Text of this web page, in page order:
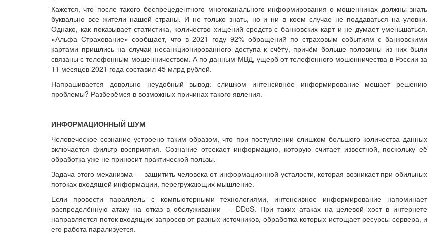
Кажется, что после такого беспрецедентного многоканального информирования о мошенниках должны знать
буквально все жители нашей страны. И не только знать, но и ни в коем случае не поддаваться на уловки.
Однако, как показывает статистика, количество хищений средств с банковских карт и не думает уменьшаться.
«Альфа Страхование» сообщает, что в 2021 году 92% обращений по страховым событиям с банковскими
картами пришлись на случаи несанкционированного доступа к счёту, причём больше половины из них были
связаны с телефонным мошенничеством. А по данным МВД, ущерб от телефонного мошенничества в России за
11 месяцев 2021 года составил 45 млрд рублей.
Напрашивается довольно неудобный вывод: слишком интенсивное информирование мешает решению
проблемы? Разберёмся в возможных причинах такого явления.
ИНФОРМАЦИОННЫЙ ШУМ
Человеческое сознание устроено таким образом, что при поступлении слишком большого количества данных
включается фильтр восприятия. Сознание отсекает информацию, которую считает известной, поскольку её
обработка уже не приносит практической пользы.
Задача этого механизма — защитить человека от информационной усталости, которая возникает при обильных
потоках входящей информации, перегружающих мышление.
Если провести параллель с компьютерными технологиями, интенсивное информирование напоминает
распределённую атаку на отказ в обслуживании — DDoS. При таких атаках на целевой хост в интернете
направляется поток входящих запросов от разных источников, обработка которых истощает ресурсы сервера, и
его работа парализуется.